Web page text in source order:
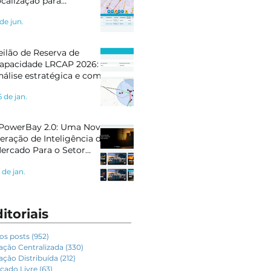
jun.
de Reserva de
LRCAP 2026:
estratégica e como
de mercado
de jan.
2.0: Uma Nova
de Inteligência de
Para o Setor
de jan.
posts (952)
Centralizada (330)
Distribuída (212)
Livre (63)